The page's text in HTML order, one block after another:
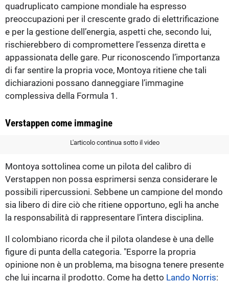
quadruplicato campione mondiale ha espresso
preoccupazioni per il crescente grado di elettrificazione
e per la gestione dell’energia, aspetti che, secondo lui,
rischierebbero di compromettere l’essenza diretta e
appassionata delle gare. Pur riconoscendo l’importanza
di far sentire la propria voce, Montoya ritiene che tali
dichiarazioni possano danneggiare l’immagine
complessiva della Formula 1.
Verstappen come immagine
L'articolo continua sotto il video
Montoya sottolinea come un pilota del calibro di
Verstappen non possa esprimersi senza considerare le
possibili ripercussioni. Sebbene un campione del mondo
sia libero di dire ciò che ritiene opportuno, egli ha anche
la responsabilità di rappresentare l’intera disciplina.
Il colombiano ricorda che il pilota olandese è una delle
figure di punta della categoria. "Esporre la propria
opinione non è un problema, ma bisogna tenere presente
che lui incarna il prodotto. Come ha detto Lando Norris: